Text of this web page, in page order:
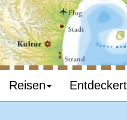
Reisen